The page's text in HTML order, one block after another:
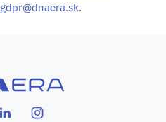
gdpr@dnaera.sk.